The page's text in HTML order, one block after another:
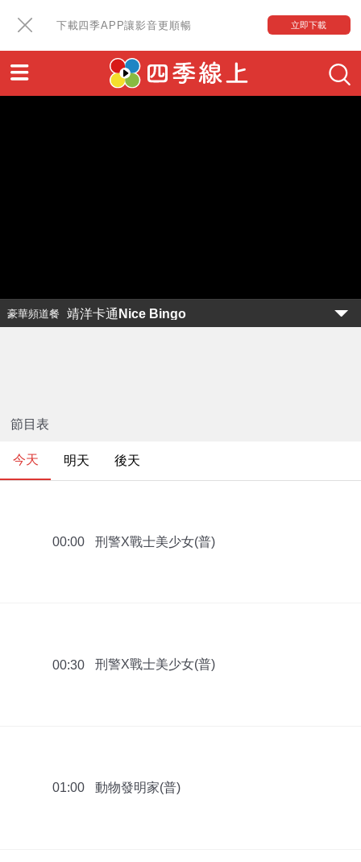
下載四季APP讓影音更順暢 立即下載
豪華頻道餐 靖洋卡通Nice Bingo
節目表
今天 明天 後天
00:00 刑警X戰士美少女(普)
00:30 刑警X戰士美少女(普)
01:00 動物發明家(普)